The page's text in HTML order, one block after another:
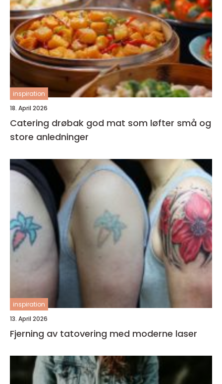
inspiration
18. April 2026
Catering drøbak god mat som løfter små og
store anledninger
inspiration
13. April 2026
Fjerning av tatovering med moderne laser